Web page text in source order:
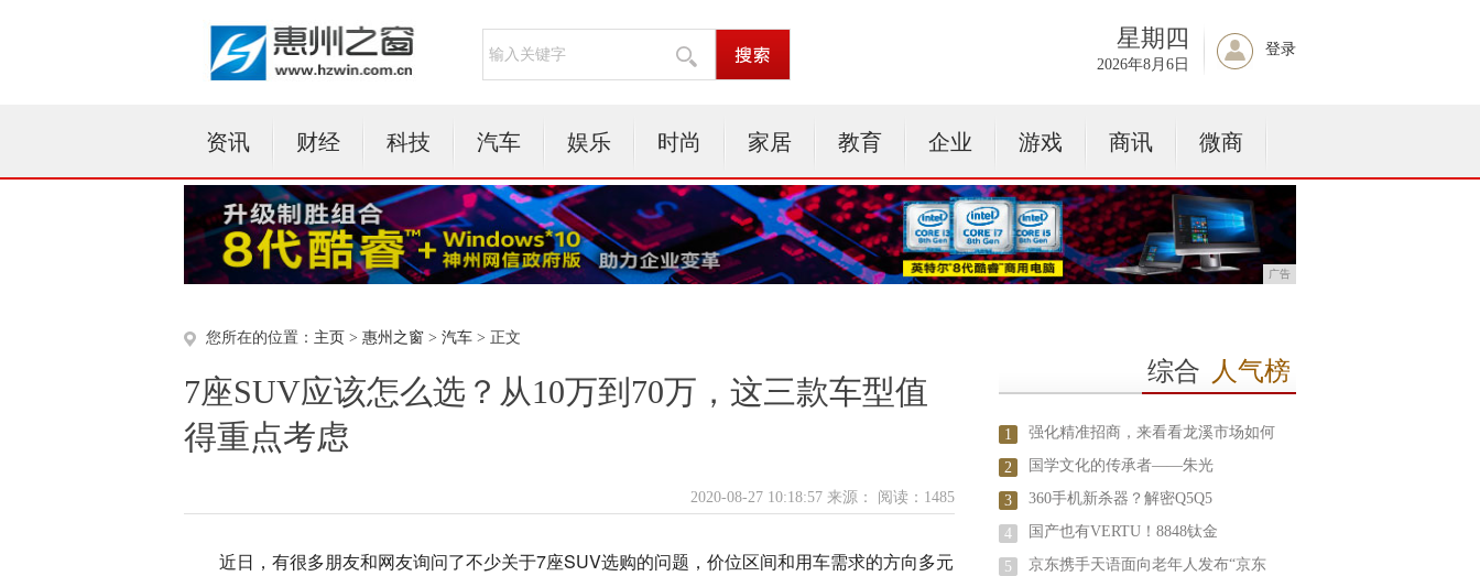
星期四
2026年8月6日
登录
资讯 财经 科技 汽车 娱乐 时尚 家居 教育 企业 游戏 商讯 微商
广告
您所在的位置： 主页 > 惠州之窗 > 汽车 > 正文
7座SUV应该怎么选？从10万到70万，这三款车型值
得重点考虑
2020-08-27 10:18:57 来源： 阅读：1485
近日，有很多朋友和网友询问了不少关于7座SUV选购的问题，价位区间和用车需求的方向多元
综合 人气榜
1 强化精准招商，来看看龙溪市场如何
2 国学文化的传承者——朱光
3 360手机新杀器？解密Q5Q5
4 国产也有VERTU！8848钛金
5 京东携手天语面向老年人发布“京东